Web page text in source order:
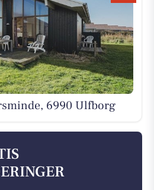
6990 Ulfborg